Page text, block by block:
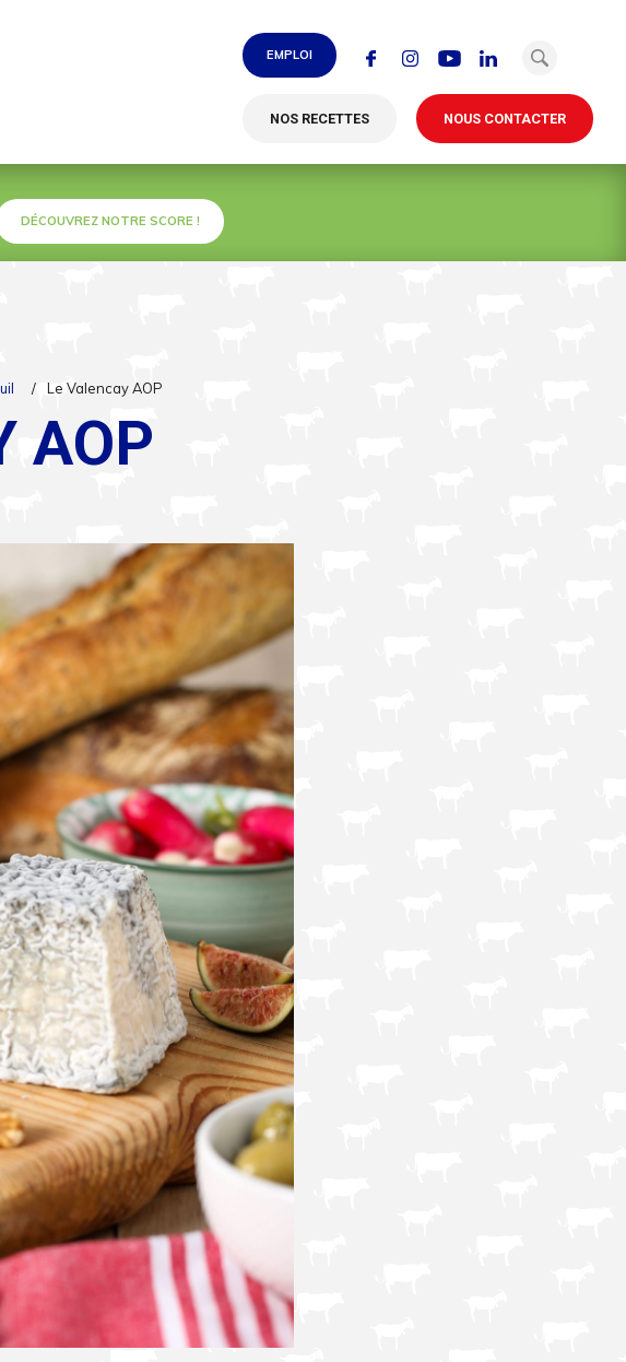
EMPLOI
NOS RECETTES NOUS CONTACTER
DÉCOUVREZ NOTRE SCORE !
/ Le Valencay AOP
AOP